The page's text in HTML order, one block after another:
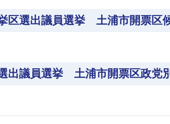
区選出議員選挙 土浦市開票区
出議員選挙 土浦市開票区政党